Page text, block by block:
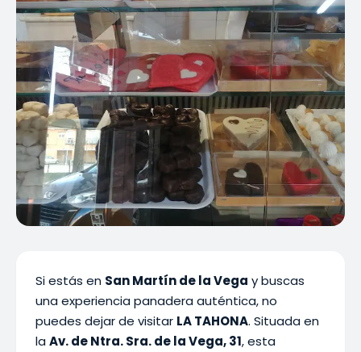
Si estás en San Martín de la Vega y buscas
una experiencia panadera auténtica, no
puedes dejar de visitar LA TAHONA. Situada en
la Av. de Ntra. Sra. de la Vega, 31, esta